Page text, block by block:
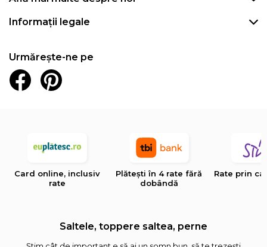
Informații legale
Urmărește-ne pe
Card online, inclusiv
rate
Plătești în 4 rate fără
dobândă
Rate prin
Saltele, toppere saltea, perne